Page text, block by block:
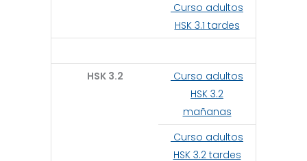
Curso adultos
HSK 3.1 tardes
HSK 3.2
Curso adultos
HSK 3.2
mañanas
Curso adultos
HSK 3.2 tardes